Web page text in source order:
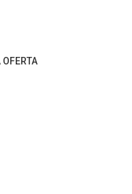
OFERTA